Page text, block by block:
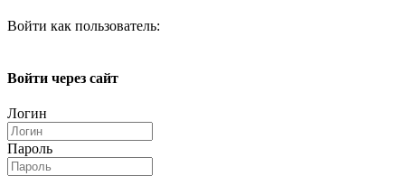
Войти как пользователь:
Войти через сайт
Логин
Пароль